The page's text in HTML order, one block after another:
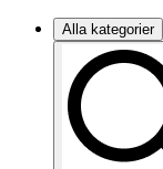
Alla kategorier